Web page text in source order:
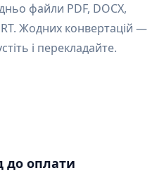
файли PDF, DOCX,
Жодних конвертацій —
і перекладайте.
до оплати